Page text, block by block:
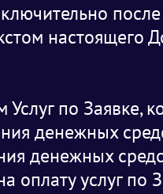
настоящего
по Заявке,
денежных
денежных
услуг по